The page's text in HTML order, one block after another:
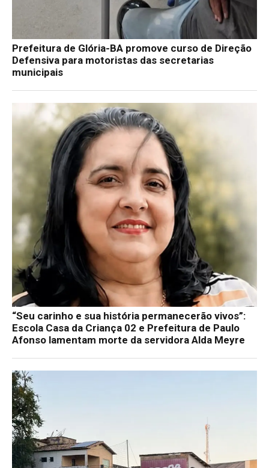
Prefeitura de Glória-BA promove curso de Direção
Defensiva para motoristas das secretarias
municipais
“Seu carinho e sua história permanecerão vivos”:
Escola Casa da Criança 02 e Prefeitura de Paulo
Afonso lamentam morte da servidora Alda Meyre